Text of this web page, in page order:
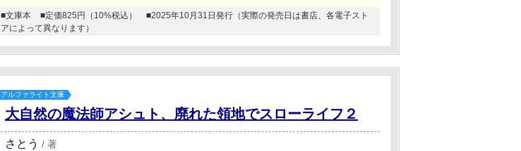
■文庫本 ■定価825円（10%税込）
■2025年10月31日発行（実際の発売日は書店、各電子スト
アによって異なります）
アルファライト文庫
大自然の魔法師アシュト、廃れた領地でスローライフ２
さとう / 著